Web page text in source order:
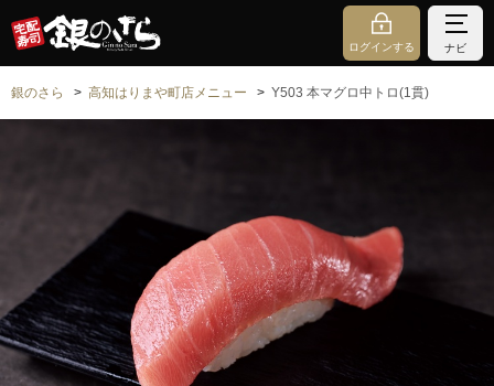
ログインする ナビ
銀のさら 高知はりまや町店メニュー Y503 本マグロ中トロ(1貫)